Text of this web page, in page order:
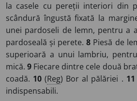
la casele cu pereții interiori din
scândură îngustă fixată la
unei pardoseli de lemn, pentru a
pardoseală și perete.8 Piesă de
superioară a unui lambriu,
mică.9 Fiecare dintre cele două
coadă. 10 (Reg) Bor al pălăriei . 11
indispensabili.